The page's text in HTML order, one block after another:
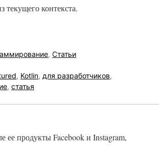
текущего контекста.
, Статьи
, Kotlin, для разработчиков,
, статья
ее продукты Facebook и Instagram,